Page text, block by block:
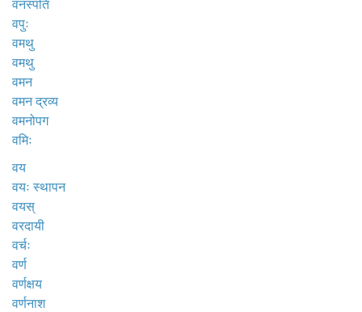
वनस्पति
वपुः
वमथु
वमथु
वमन
वमन द्रव्य
वमनोपग
वमिः
वय
वयः स्थापन
वयस्
वरदायी
वर्चः
वर्ण
वर्णक्षय
वर्णनाश